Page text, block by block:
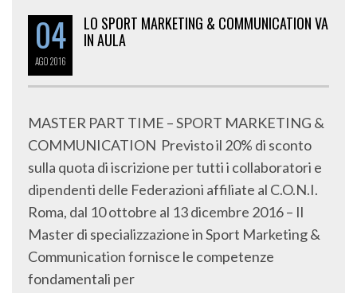
04
AGO2016
LO SPORT MARKETING & COMMUNICATION VA
IN AULA
MASTER PART TIME – SPORT MARKETING &
COMMUNICATION Previsto il 20% di sconto
sulla quota di iscrizione per tutti i collaboratori e
dipendenti delle Federazioni affiliate al C.O.N.I.
Roma, dal 10 ottobre al 13 dicembre 2016 – Il
Master di specializzazione in Sport Marketing &
Communication fornisce le competenze
fondamentali per